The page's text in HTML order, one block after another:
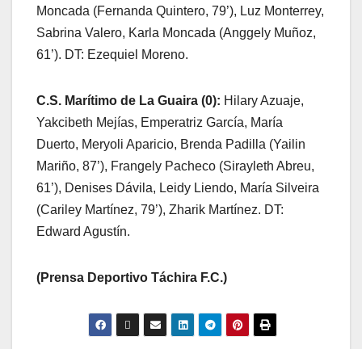
Moncada (Fernanda Quintero, 79’), Luz Monterrey,
Sabrina Valero, Karla Moncada (Anggely Muñoz,
61’). DT: Ezequiel Moreno.
C.S. Marítimo de La Guaira (0): Hilary Azuaje,
Yakcibeth Mejías, Emperatriz García, María
Duerto, Meryoli Aparicio, Brenda Padilla (Yailin
Mariño, 87’), Frangely Pacheco (Sirayleth Abreu,
61’), Denises Dávila, Leidy Liendo, María Silveira
(Cariley Martínez, 79’), Zharik Martínez. DT:
Edward Agustín.
(Prensa Deportivo Táchira F.C.)